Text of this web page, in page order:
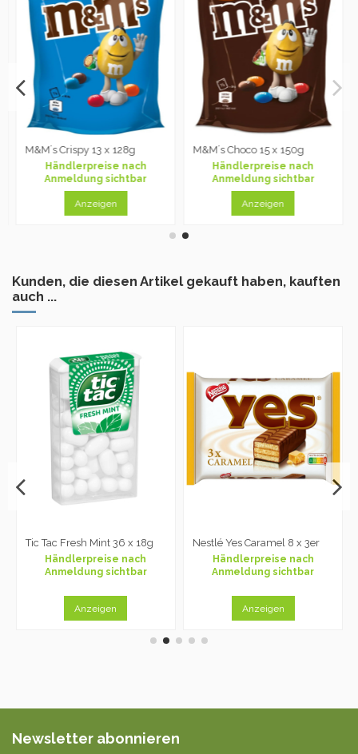
M&M´s Crispy 13 x 128g
Händlerpreise nach
Anmeldung sichtbar
Anzeigen
M&M´s Choco 15 x 150g
Händlerpreise nach
Anmeldung sichtbar
Anzeigen
Kunden, die diesen Artikel gekauft haben, kauften
auch ...
Tic Tac Fresh Mint 36 x 18g
Händlerpreise nach
Anmeldung sichtbar
Anzeigen
Nestlé Yes Caramel 8 x 3er
Händlerpreise nach
Anmeldung sichtbar
Anzeigen
Newsletter abonnieren